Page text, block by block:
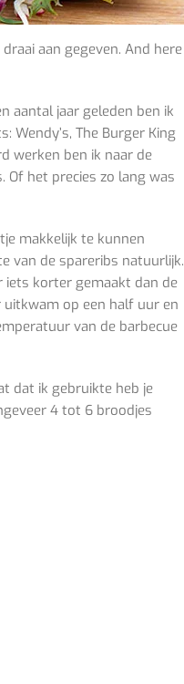
aan gegeven. And here
aantal jaar geleden ben ik
Wendy’s, The Burger King
werken ben ik naar de
Of het precies zo lang was
makkelijk te kunnen
van de spareribs natuurlijk.
iets korter gemaakt dan de
uitkwam op een half uur en
van de barbecue
dat ik gebruikte heb je
4 tot 6 broodjes